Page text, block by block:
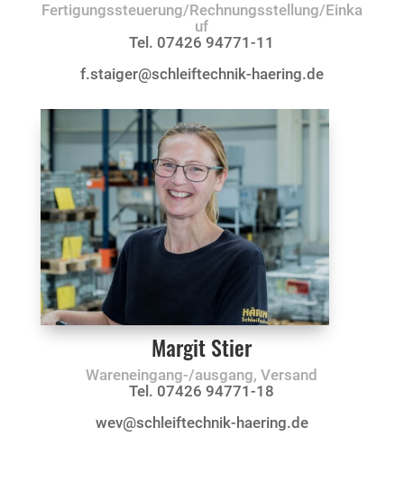
Fertigungssteuerung/Rechnungsstellung/Einka
uf
Tel. 07426 94771-11
f.staiger@schleiftechnik-haering.de
Margit Stier
Wareneingang-/ausgang, Versand
Tel. 07426 94771-18
wev@schleiftechnik-haering.de